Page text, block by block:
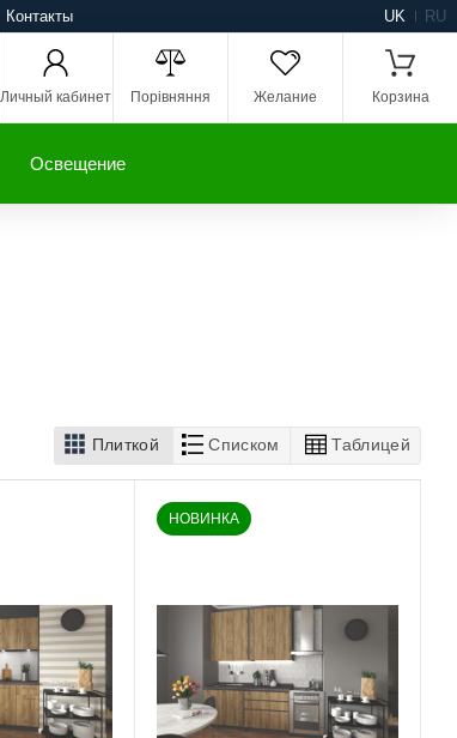
Контакты UK RU
Личный кабинет Порівняння Желание Корзина
Освещение
Плиткой Списком Таблицей
НОВИНКА